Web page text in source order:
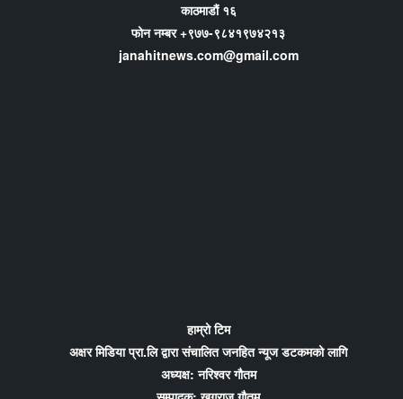
काठमाडौं १६
फोन नम्बर +९७७-९८४१९७४२१३
janahitnews.com@gmail.com
हाम्रो टिम
अक्षर मिडिया प्रा.लि द्वारा संचालित जनहित न्यूज डटकमको लागि
अध्यक्ष: नरिश्वर गौतम